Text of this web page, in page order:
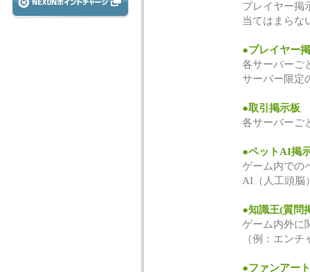
プレイヤー掲
当てはまらな
●プレイヤー
各サーバーご
サーバー限定
●取引掲示板
各サーバーご
●ペットAI掲
ゲーム内での
AI（人工頭脳
●知識王(質問
ゲーム内外に
（例：エン
●ファンアート